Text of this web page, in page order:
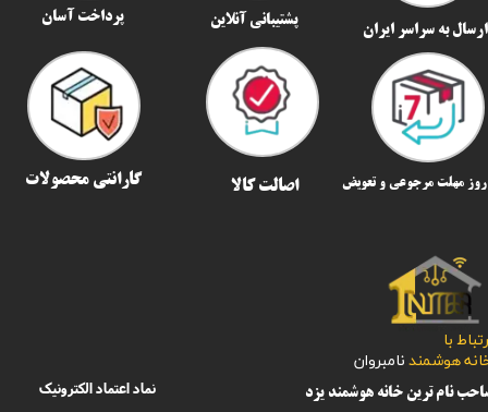
با
هوشمند نامبروان
نماد اعتماد الکترونیک
ارسال به سراسر ایران​​​​​​​
پشتیبانی آنلاین پرداخت آسان
اصالت کالا گارانتی محصولات
نام ترین خانه هوشمند یزد